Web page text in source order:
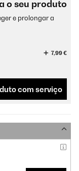
o seu produto
e prolongar a
7,99 €
com serviço